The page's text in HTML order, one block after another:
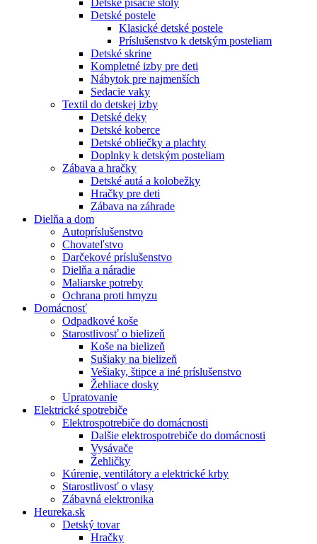
Detské postele
Klasické detské postele
Príslušenstvo k detským posteliam
Detské skrine
Kompletné izby pre deti
Nábytok pre najmenších
Sedacie vaky
Textil do detskej izby
Detské deky
Detské koberce
Detské obliečky a plachty
Doplnky k detským posteliam
Zábava a hračky
Detské autá a kolobežky
Hračky pre deti
Zábava na záhrade
Dielňa a dom
Autopríslušenstvo
Chovateľstvo
Darčekové príslušenstvo
Dielňa a náradie
Maliarske potreby
Ochrana proti hmyzu
Domácnosť
Odpadkové koše
Starostlivosť o bielizeň
Koše na bielizeň
Sušiaky na bielizeň
Vešiaky, štipce a iné príslušenstvo
Žehliace dosky
Upratovanie
Elektrické spotrebiče
Elektrospotrebiče do domácnosti
Dalšie elektrospotrebiče do domácnosti
Vysávače
Žehličky
Kúrenie, ventilátory a elektrické krby
Starostlivosť o vlasy
Zábavná elektronika
Heureka.sk
Detský tovar
Hračky